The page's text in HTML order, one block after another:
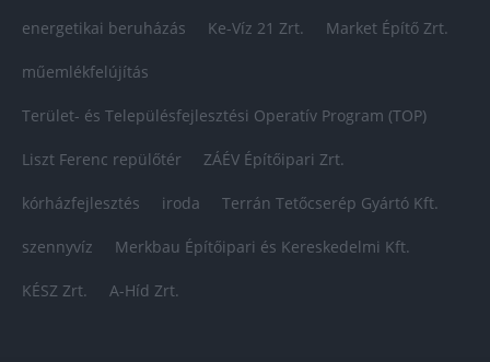
energetikai beruházás Ke-Víz 21 Zrt. Market Építő Zrt.
műemlékfelújítás
Terület- és Településfejlesztési Operatív Program (TOP)
Liszt Ferenc repülőtér ZÁÉV Építőipari Zrt.
kórházfejlesztés iroda Terrán Tetőcserép Gyártó Kft.
szennyvíz Merkbau Építőipari és Kereskedelmi Kft.
KÉSZ Zrt. A-Híd Zrt.